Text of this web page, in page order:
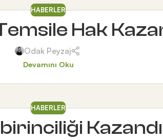
HABERLER
Hak
Odak Peyzaj
Devamını Oku
HABERLER